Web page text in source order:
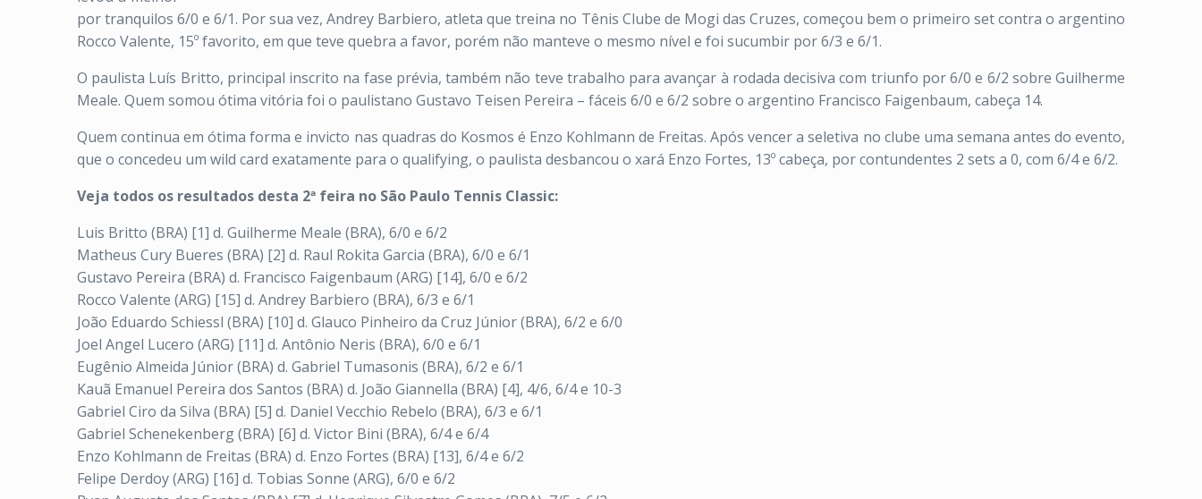
por tranquilos 6/0 e 6/1. Por sua vez, Andrey Barbiero, atleta que treina no Tênis Clube de Mogi das Cruzes, começou bem o primeiro set contra o argentino
Rocco Valente, 15º favorito, em que teve quebra a favor, porém não manteve o mesmo nível e foi sucumbir por 6/3 e 6/1.
O paulista Luís Britto, principal inscrito na fase prévia, também não teve trabalho para avançar à rodada decisiva com triunfo por 6/0 e 6/2 sobre Guilherme
Meale. Quem somou ótima vitória foi o paulistano Gustavo Teisen Pereira – fáceis 6/0 e 6/2 sobre o argentino Francisco Faigenbaum, cabeça 14.
Quem continua em ótima forma e invicto nas quadras do Kosmos é Enzo Kohlmann de Freitas. Após vencer a seletiva no clube uma semana antes do evento,
que o concedeu um wild card exatamente para o qualifying, o paulista desbancou o xará Enzo Fortes, 13º cabeça, por contundentes 2 sets a 0, com 6/4 e 6/2.
Veja todos os resultados desta 2ª feira no São Paulo Tennis Classic:
Luis Britto (BRA) [1] d. Guilherme Meale (BRA), 6/0 e 6/2
Matheus Cury Bueres (BRA) [2] d. Raul Rokita Garcia (BRA), 6/0 e 6/1
Gustavo Pereira (BRA) d. Francisco Faigenbaum (ARG) [14], 6/0 e 6/2
Rocco Valente (ARG) [15] d. Andrey Barbiero (BRA), 6/3 e 6/1
João Eduardo Schiessl (BRA) [10] d. Glauco Pinheiro da Cruz Júnior (BRA), 6/2 e 6/0
Joel Angel Lucero (ARG) [11] d. Antônio Neris (BRA), 6/0 e 6/1
Eugênio Almeida Júnior (BRA) d. Gabriel Tumasonis (BRA), 6/2 e 6/1
Kauã Emanuel Pereira dos Santos (BRA) d. João Giannella (BRA) [4], 4/6, 6/4 e 10-3
Gabriel Ciro da Silva (BRA) [5] d. Daniel Vecchio Rebelo (BRA), 6/3 e 6/1
Gabriel Schenekenberg (BRA) [6] d. Victor Bini (BRA), 6/4 e 6/4
Enzo Kohlmann de Freitas (BRA) d. Enzo Fortes (BRA) [13], 6/4 e 6/2
Felipe Derdoy (ARG) [16] d. Tobias Sonne (ARG), 6/0 e 6/2